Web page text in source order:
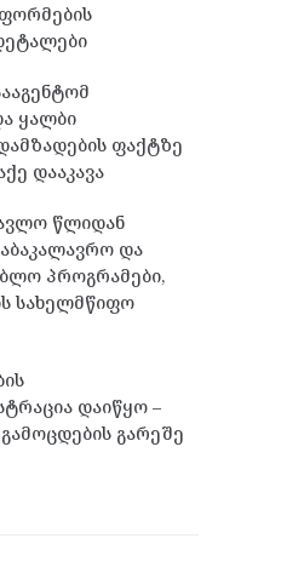
ყალბი
ფაქტზე
დააკავა
წლიდან
და
პროგრამები,
სახელმწიფო
დაიწყო –
გარეშე